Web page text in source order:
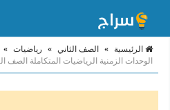
الرئيسية » الصف الثاني » رياضيات »
الوحدات الزمنية الرياضيات المتكاملة الصف